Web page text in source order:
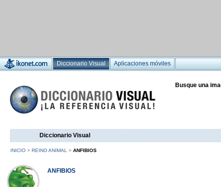
Diccionario Visual Aplicaciones móviles
Busque una
Diccionario Visual
INICIO > REINO ANIMAL > ANFIBIOS
ANFIBIOS